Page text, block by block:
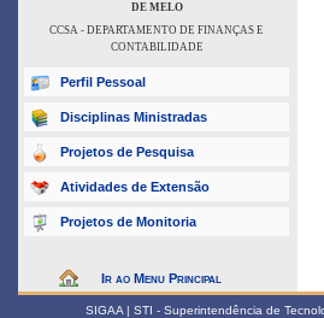
DE MELO
CCSA - DEPARTAMENTO DE FINANÇAS E
CONTABILIDADE
Perfil Pessoal
Disciplinas Ministradas
Projetos de Pesquisa
Atividades de Extensão
Projetos de Monitoria
Ir ao Menu Principal
SIGAA | STI - Superintendência de